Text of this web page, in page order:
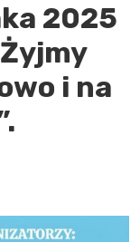
2025
i na